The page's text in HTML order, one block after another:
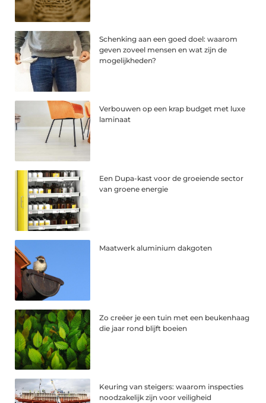
Schenking aan een goed doel: waarom
geven zoveel mensen en wat zijn de
mogelijkheden?
Verbouwen op een krap budget met luxe
laminaat
Een Dupa-kast voor de groeiende sector
van groene energie
Maatwerk aluminium dakgoten
Zo creëer je een tuin met een beukenhaag
die jaar rond blijft boeien
Keuring van steigers: waarom inspecties
noodzakelijk zijn voor veiligheid